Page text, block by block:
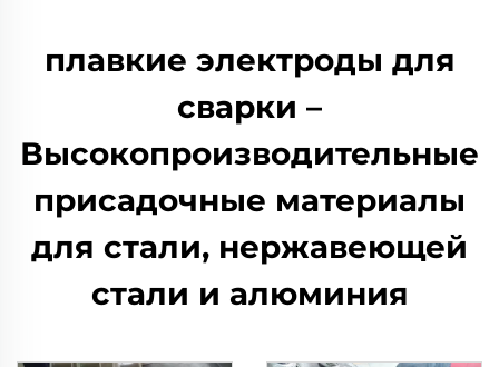
плавкие электроды для
сварки –
Высокопроизводительные
присадочные материалы
для стали, нержавеющей
стали и алюминия